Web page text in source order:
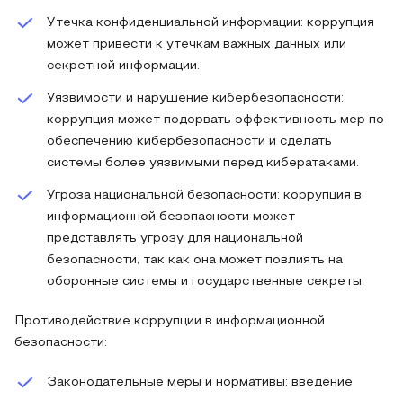
Утечка конфиденциальной информации: коррупция
может привести к утечкам важных данных или
секретной информации.
Уязвимости и нарушение кибербезопасности:
коррупция может подорвать эффективность мер по
обеспечению кибербезопасности и сделать
системы более уязвимыми перед кибератаками.
Угроза национальной безопасности: коррупция в
информационной безопасности может
представлять угрозу для национальной
безопасности, так как она может повлиять на
оборонные системы и государственные секреты.
Противодействие коррупции в информационной
безопасности:
Законодательные меры и нормативы: введение